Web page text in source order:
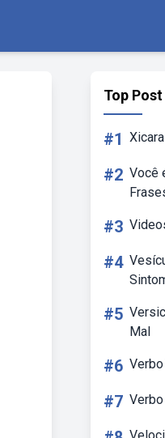
Top Post
#1
#2 Você
#3
#4
#5
Mal
#6
#7